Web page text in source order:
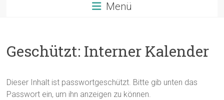
Menü
Geschützt: Interner Kalender
Dieser Inhalt ist passwortgeschützt. Bitte gib unten das
Passwort ein, um ihn anzeigen zu können.